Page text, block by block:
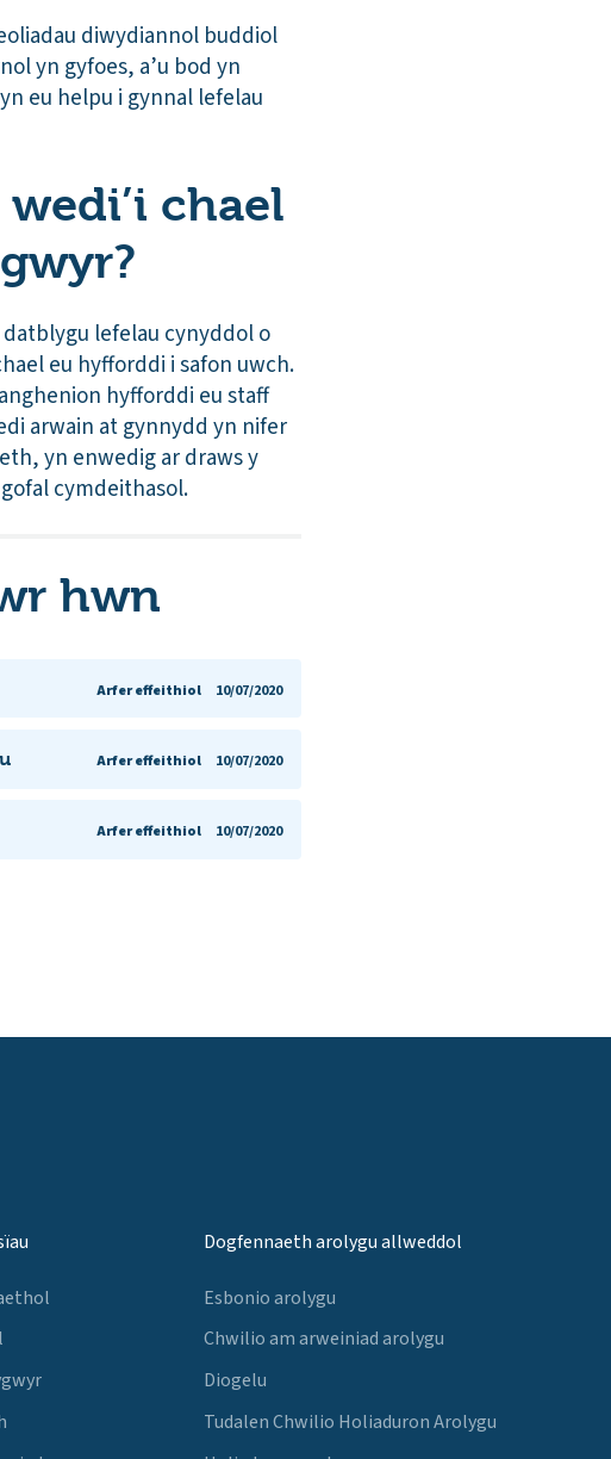
diwydiannol buddiol
yn gyfoes, a’u bod yn
eu helpu i gynnal lefelau
chael
lefelau cynyddol o
eu hyfforddi i safon uwch.
hyfforddi eu staff
arwain at gynnydd yn nifer
yn enwedig ar draws y
cymdeithasol.
hwn
Arfer effeithiol 10/07/2020
Arfer effeithiol 10/07/2020
Arfer effeithiol 10/07/2020
Dogfennaeth arolygu allweddol
Esbonio arolygu
Chwilio am arweiniad arolygu
Diogelu
Tudalen Chwilio Holiaduron Arolygu